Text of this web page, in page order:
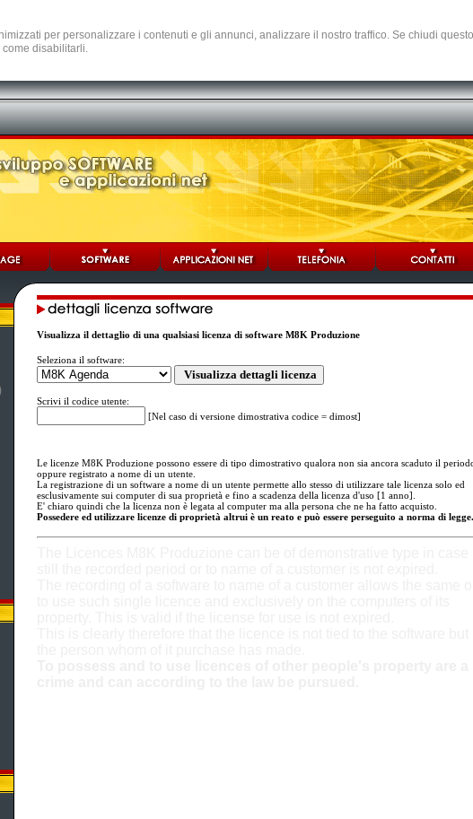
per personalizzare i contenuti e gli annunci, analizzare il nostro traffico. Se chiudi
come disabilitarli.
Visualizza il dettaglio di una qualsiasi licenza di software M8K Produzione
Seleziona il software:
Scrivi il codice utente:
[Nel caso di versione dimostrativa codice = dimost]
Le licenze M8K Produzione possono essere di tipo dimostrativo qualora non sia ancora scaduto il
oppure registrato a nome di un utente.
La registrazione di un software a nome di un utente permette allo stesso di utilizzare tale licenza solo ed
esclusivamente sui computer di sua proprietà e fino a scadenza della licenza d'uso [1 anno].
E' chiaro quindi che la licenza non è legata al computer ma alla persona che ne ha fatto acquisto.
Possedere ed utilizzare licenze di proprietà altrui è un reato e può essere perseguito a norma di legge.